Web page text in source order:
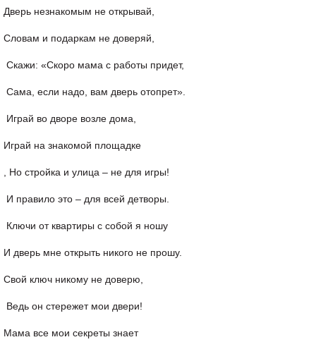
Дверь незнакомым не открывай,
Словам и подаркам не доверяй,
Скажи: «Скоро мама с работы придет,
Сама, если надо, вам дверь отопрет».
Играй во дворе возле дома,
Играй на знакомой площадке
, Но стройка и улица – не для игры!
И правило это – для всей детворы.
Ключи от квартиры с собой я ношу
И дверь мне открыть никого не прошу.
Свой ключ никому не доверю,
Ведь он стережет мои двери!
Мама все мои секреты знает